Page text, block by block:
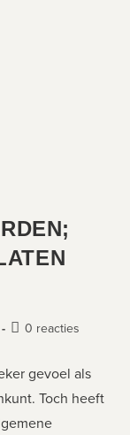
0 reacties
gevoel als
Toch heeft